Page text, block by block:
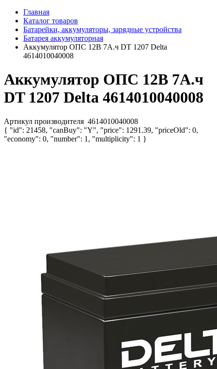
Главная
Каталог товаров
Батарейки, аккумуляторы, зарядные устройства
Батарея аккумуляторная
Аккумулятор ОПС 12В 7А.ч DT 1207 Delta
4614010040008
Аккумулятор ОПС 12В 7А.ч
DT 1207 Delta 4614010040008
Артикул производителя 4614010040008
{ "id": 21458, "canBuy": "Y", "price": 1291.39, "priceOld": 0,
"economy": 0, "number": 1, "multiplicity": 1 }